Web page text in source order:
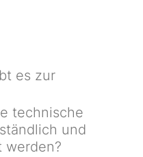
es zur
technische
und
werden?